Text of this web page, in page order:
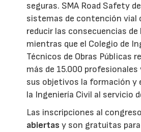
seguras. SMA Road Safety
sistemas de contención vial
reducir las consecuencias
mientras que el Colegio de
Técnicos de Obras Públicas
más de 15.000
sus objetivos la formación y
la Ingeniería Civil al servicio
Las inscripciones al
abiertas y son gratuitas